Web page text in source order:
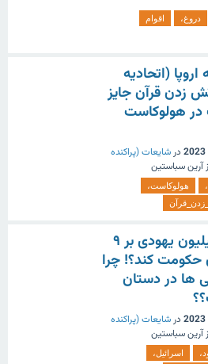
دروغ،
اقوام
اروپا (اتحادیه
زدن قرآن جایز
هولوکاست
در شایعات (پراکنده
آرین سباستین
هولوکاست،
چرا باید ۱۸ میلیون یهودی بر ۹
حکومت کند؟! چرا
ها در دستان
در شایعات (پراکنده
آرین سباستین
اسرائیل،